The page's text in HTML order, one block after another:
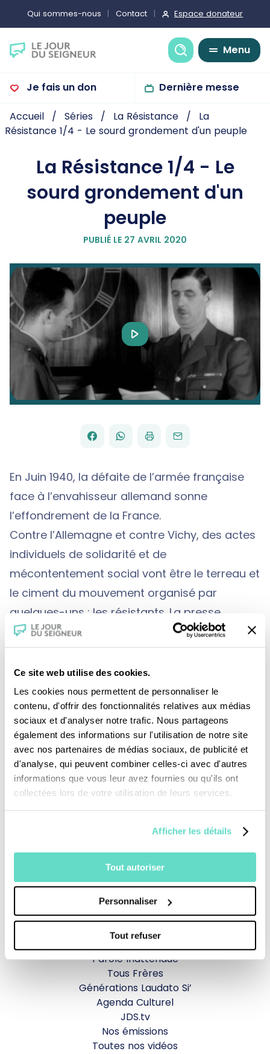
Ce site web utilise des cookies.
Les cookies nous permettent de personnaliser le
contenu, d'offrir des fonctionnalités relatives aux médias
sociaux et d'analyser notre trafic. Nous partageons
également des informations sur l'utilisation de notre site
avec nos partenaires de médias sociaux, de publicité et
d'analyse, qui peuvent combiner celles-ci avec d'autres
informations que vous leur avez fournies ou qu'ils ont
collectées lors de votre utilisation de leurs services.
Afficher les détails
Tout autoriser
Personnaliser
Tout refuser
Qui sommes-nous Contact Espace donateur
Recherche
Menu
Je fais un don Dernière messe
Accueil Séries La Résistance
La
Résistance 1/4 - Le sourd grondement d'un peuple
La Résistance 1/4 - Le
sourd grondement d'un
peuple
PUBLIÉ LE 27 AVRIL 2020
Play
Video
PARTAGER
FACEBOOK
PARTAGER
WHATSAPP
IMPRIMERENVOYER
PAR
EMAIL
En Juin 1940, la défaite de l’armée française
face à l’envahisseur allemand sonne
l’effondrement de la France.
Contre l’Allemagne et contre Vichy, des actes
individuels de solidarité et de
mécontentement social vont être le terreau et
le ciment du mouvement organisé par
quelques-uns : les résistants. La presse
clandestine et la radio, avec notamment les
appels du général de Gaulle, vont éveiller les
consciences et servir à structurer la
Résistance.
Je fais un don
TOUS NOS PROGRAMMES
La messe
Magazine Le Jour du Seigneur
Parole Inattendue
Tous Frères
Générations Laudato Si’
Agenda Culturel
JDS.tv
Nos émissions
Toutes nos vidéos